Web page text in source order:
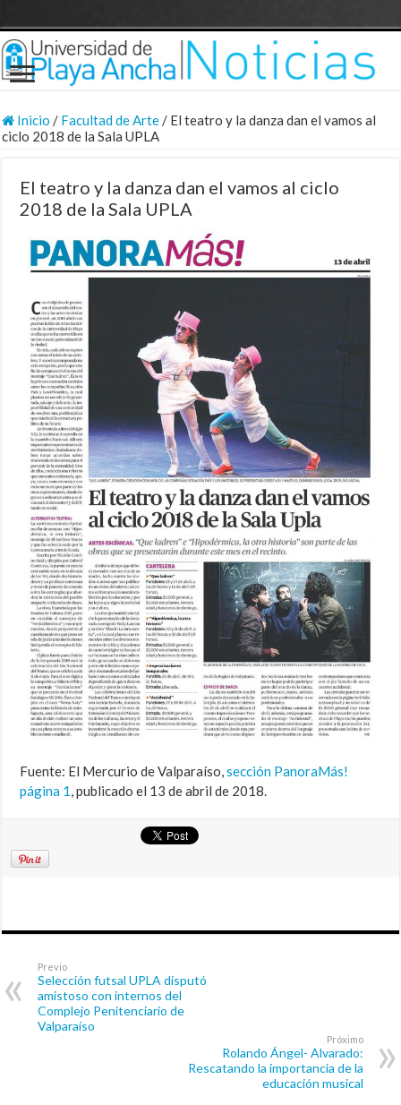
Inicio / Facultad de Arte/ El teatro y la danza dan el vamos al
ciclo 2018 de la Sala UPLA
El teatro y la danza dan el vamos al ciclo
2018 de la Sala UPLA
Fuente: El Mercurio de Valparaíso,sección PanoraMás!
página 1, publicado el 13 de abril de 2018.
Previo
Selección futsal UPLA disputó
amistoso con internos del
Complejo Penitenciario de
Valparaíso
Próximo
Rolando Ángel- Alvarado:
Rescatando la importancia de la
educación musical